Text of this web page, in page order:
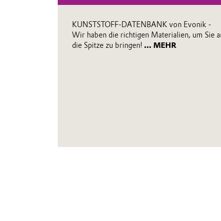
KUNSTSTOFF-DATENBANK von Evonik -
Wir haben die richtigen Materialien, um Sie
die Spitze zu bringen! ... MEHR